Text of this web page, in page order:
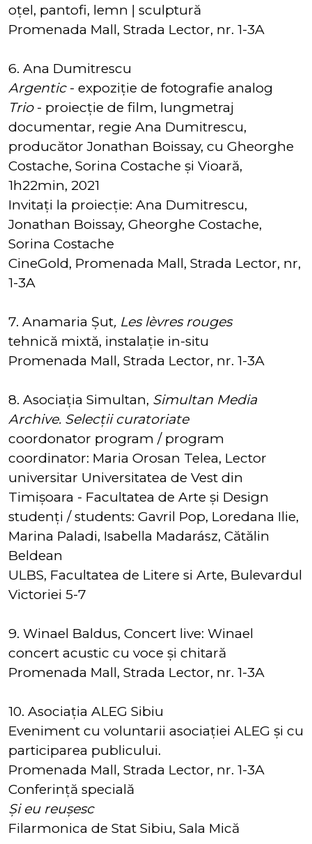
oțel, pantofi, lemn | sculptură
Promenada Mall, Strada Lector, nr. 1-3A
6. Ana Dumitrescu
Argentic - expoziție de fotografie analog
Trio- proiecție de film, lungmetraj
documentar, regie Ana Dumitrescu,
producător Jonathan Boissay, cu Gheorghe
Costache, Sorina Costache și Vioară,
1h22min, 2021
Invitați la proiecție: Ana Dumitrescu,
Jonathan Boissay, Gheorghe Costache,
Sorina Costache
CineGold, Promenada Mall, Strada Lector, nr,
1-3A
7. Anamaria Șut, Les lèvres rouges
tehnică mixtă, instalație in-situ
Promenada Mall, Strada Lector, nr. 1-3A
8. Asociația Simultan, Simultan Media
Archive. Selecții curatoriate
coordonator program / program
coordinator: Maria Orosan Telea, Lector
universitar Universitatea de Vest din
Timișoara - Facultatea de Arte și Design
studenți / students: Gavril Pop, Loredana Ilie,
Marina Paladi, Isabella Madarász, Cătălin
Beldean
ULBS, Facultatea de Litere si Arte, Bulevardul
Victoriei 5-7
9. Winael Baldus, Concert live: Winael
concert acustic cu voce și chitară
Promenada Mall, Strada Lector, nr. 1-3A
10. Asociația ALEG Sibiu
Eveniment cu voluntarii asociației ALEG și cu
participarea publicului.
Promenada Mall, Strada Lector, nr. 1-3A
Conferință specială
Și eu reușesc
Filarmonica de Stat Sibiu, Sala Mică